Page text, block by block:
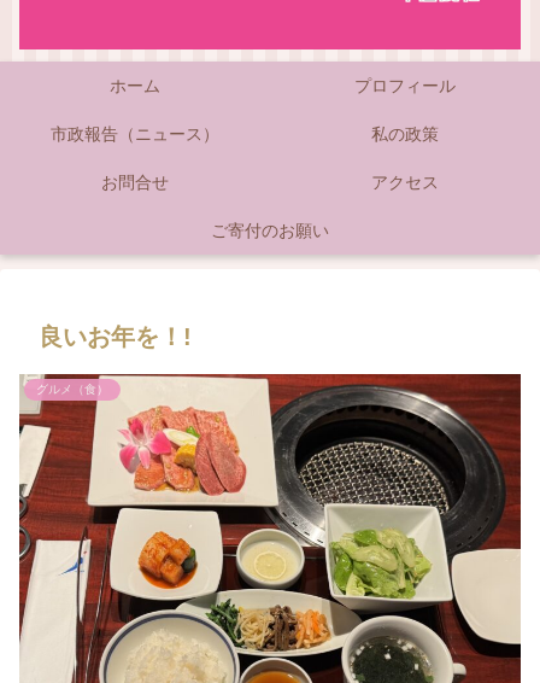
ホーム プロフィール
市政報告（ニュース） 私の政策
お問合せ アクセス
ご寄付のお願い
良いお年を！!
グルメ（食）